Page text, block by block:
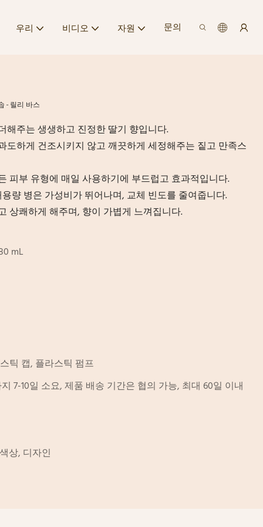
우리 비디오 자원 문의
- 릴리 바스
해주는 생생하고 진정한 딸기 향입니다.
도하게 건조시키지 않고 깨끗하게 세정해주는 짙고 만족스
피부 유형에 매일 사용하기에 부드럽고 효과적입니다.
용량 병은 가성비가 뛰어나며, 교체 빈도를 줄여줍니다.
상쾌하게 해주며, 향이 가볍게 느껴집니다.
mL
틱 캡, 플라스틱 펌프
7-10일 소요, 제품 배송 기간은 협의 가능, 최대 60일 이내
상, 디자인